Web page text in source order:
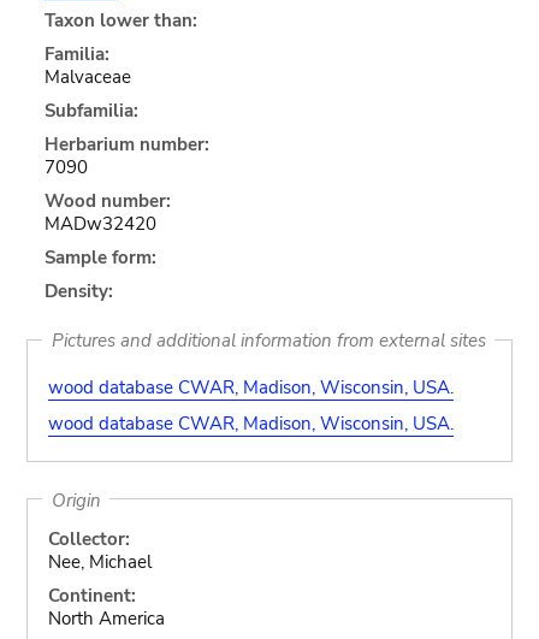
Taxon lower than:
Familia:
Malvaceae
Subfamilia:
Herbarium number:
7090
Wood number:
MADw32420
Sample form:
Density:
Pictures and additional information from external sites
wood database CWAR, Madison, Wisconsin, USA.
wood database CWAR, Madison, Wisconsin, USA.
Origin
Collector:
Nee, Michael
Continent:
North America